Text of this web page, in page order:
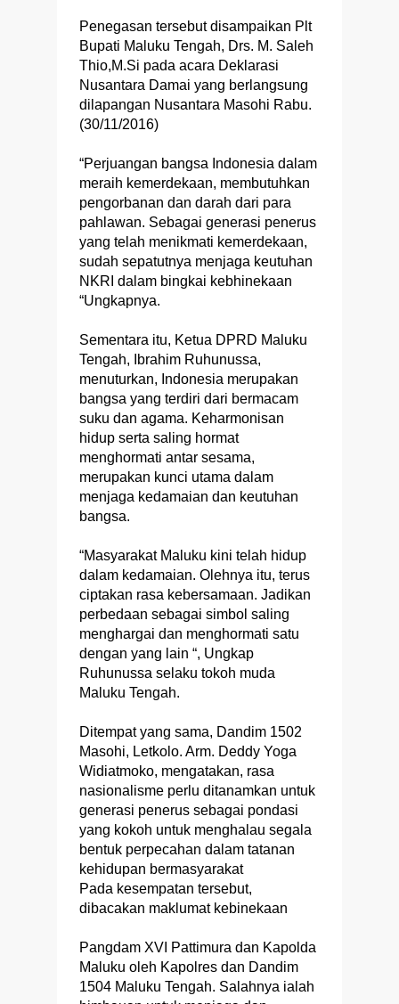
Penegasan tersebut disampaikan Plt
Bupati Maluku Tengah, Drs. M. Saleh
Thio,M.Si pada acara Deklarasi
Nusantara Damai yang berlangsung
dilapangan Nusantara Masohi Rabu.
(30/11/2016)
“Perjuangan bangsa Indonesia dalam
meraih kemerdekaan, membutuhkan
pengorbanan dan darah dari para
pahlawan. Sebagai generasi penerus
yang telah menikmati kemerdekaan,
sudah sepatutnya menjaga keutuhan
NKRI dalam bingkai kebhinekaan
“Ungkapnya.
Sementara itu, Ketua DPRD Maluku
Tengah, Ibrahim Ruhunussa,
menuturkan, Indonesia merupakan
bangsa yang terdiri dari bermacam
suku dan agama. Keharmonisan
hidup serta saling hormat
menghormati antar sesama,
merupakan kunci utama dalam
menjaga kedamaian dan keutuhan
bangsa.
“Masyarakat Maluku kini telah hidup
dalam kedamaian. Olehnya itu, terus
ciptakan rasa kebersamaan. Jadikan
perbedaan sebagai simbol saling
menghargai dan menghormati satu
dengan yang lain “, Ungkap
Ruhunussa selaku tokoh muda
Maluku Tengah.
Ditempat yang sama, Dandim 1502
Masohi, Letkolo. Arm. Deddy Yoga
Widiatmoko, mengatakan, rasa
nasionalisme perlu ditanamkan untuk
generasi penerus sebagai pondasi
yang kokoh untuk menghalau segala
bentuk perpecahan dalam tatanan
kehidupan bermasyarakat
Pada kesempatan tersebut,
dibacakan maklumat kebinekaan
Pangdam XVI Pattimura dan Kapolda
Maluku oleh Kapolres dan Dandim
1504 Maluku Tengah. Salahnya ialah